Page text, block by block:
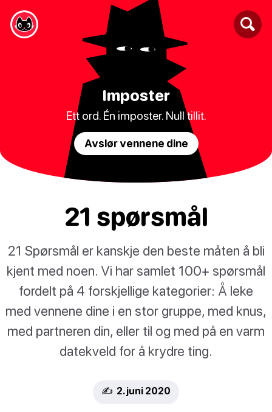
Imposter
Ett ord. Én imposter. Null tillit.
Avslør vennene dine
21 spørsmål
21 Spørsmål er kanskje den beste måten å bli
kjent med noen. Vi har samlet 100+ spørsmål
fordelt på 4 forskjellige kategorier: Å leke
med vennene dine i en stor gruppe, med knus,
med partneren din, eller til og med på en varm
datekveld for å krydre ting.
✍️ 2. juni 2020